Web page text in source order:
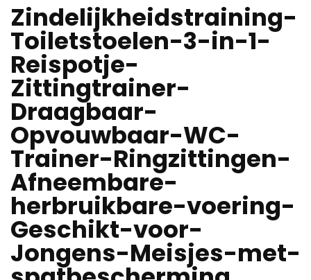
Zindelijkheidstraining-
Toiletstoelen-3-in-1-
Reispotje-
Zittingtrainer-
Draagbaar-
Opvouwbaar-WC-
Trainer-Ringzittingen-
Afneembare-
herbruikbare-voering-
Geschikt-voor-
Jongens-Meisjes-met-